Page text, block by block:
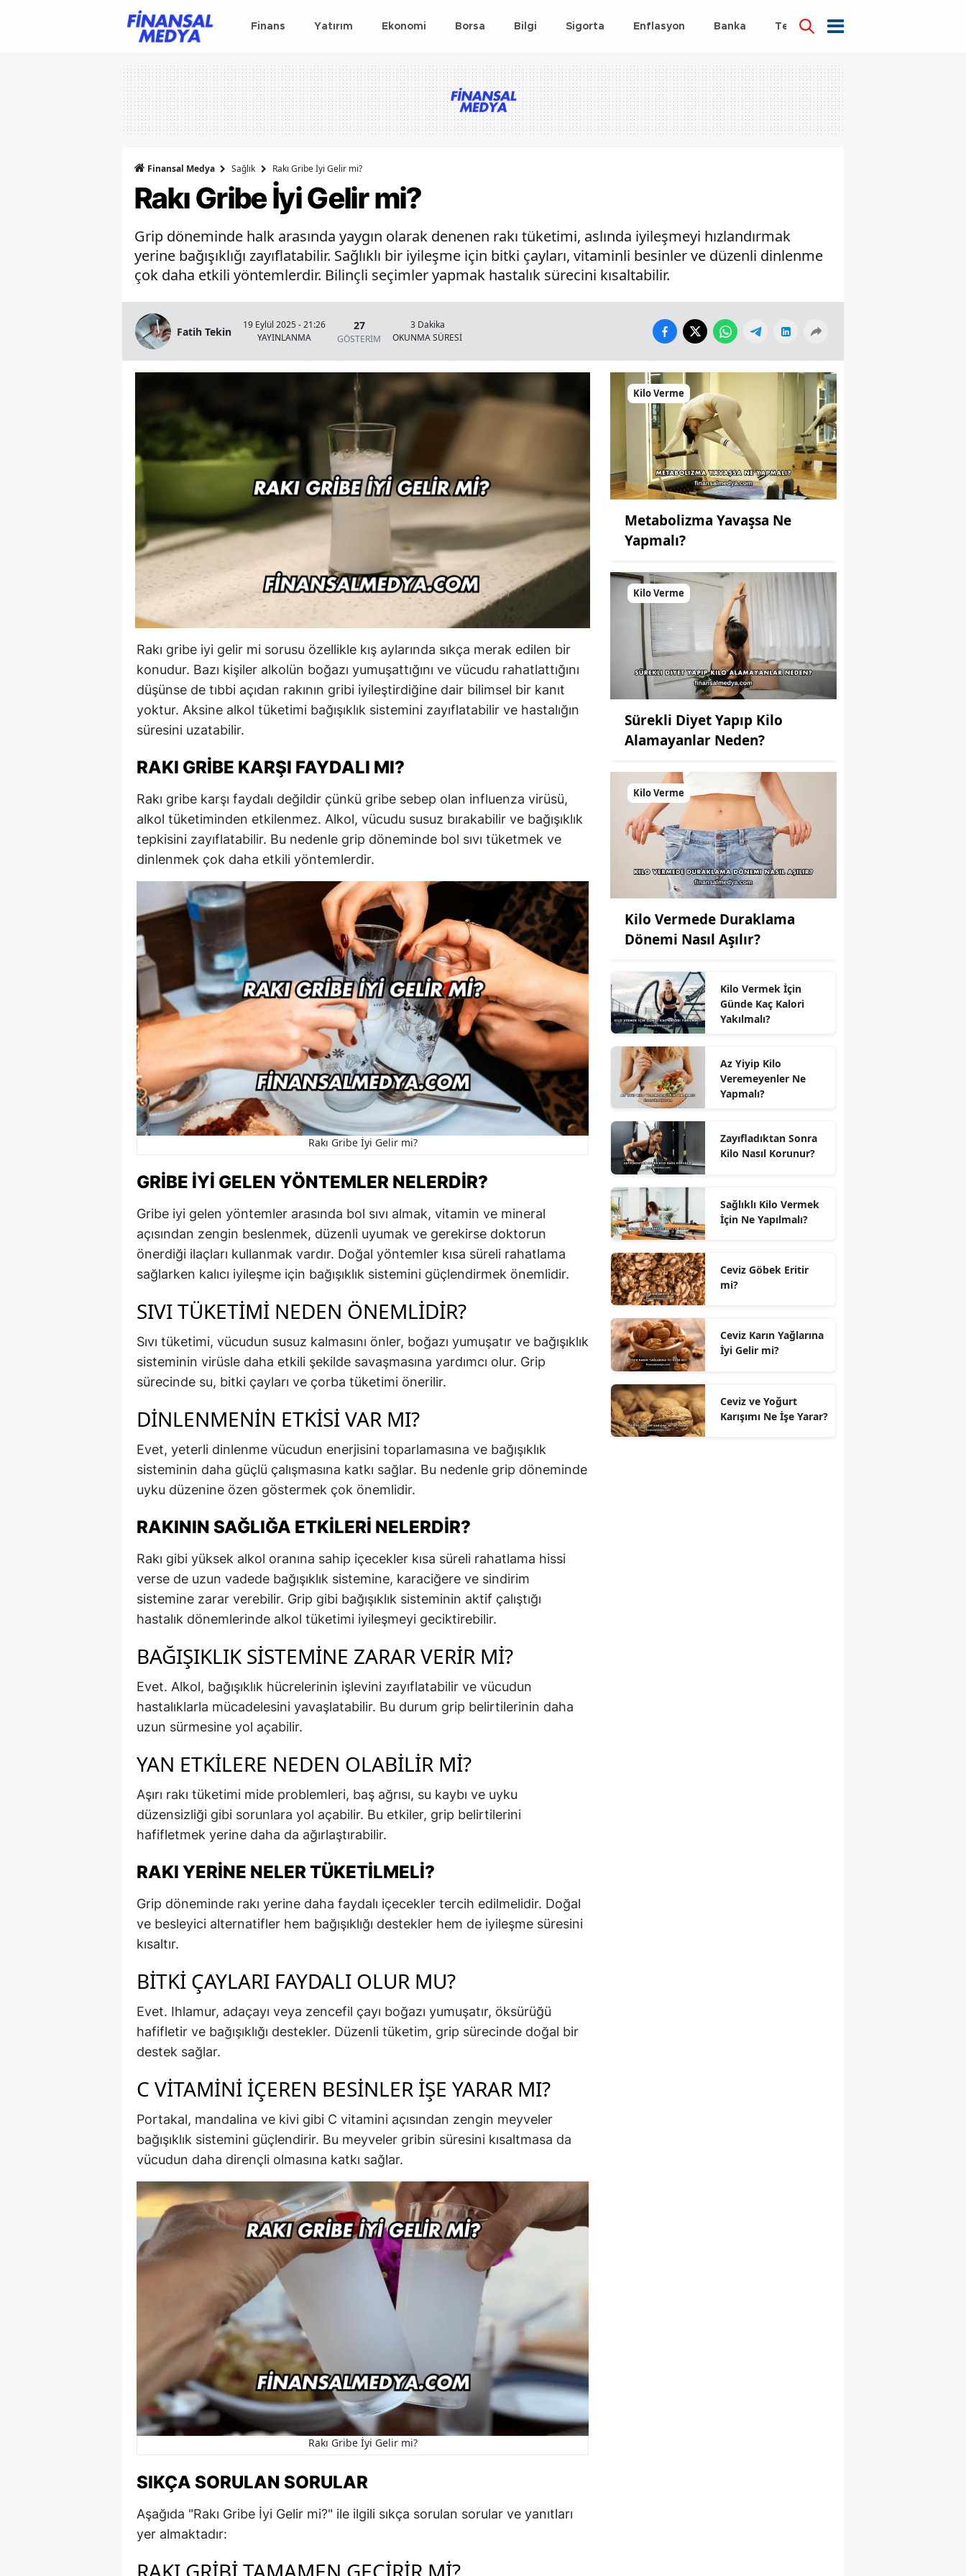
Finans Yatırım Ekonomi Borsa Bilgi Sigorta Enflasyon Banka Teknoloji
Finansal Medya Sağlık Rakı Gribe İyi Gelir mi?
Rakı Gribe İyi Gelir mi?
Grip döneminde halk arasında yaygın olarak denenen rakı tüketimi, aslında iyileşmeyi hızlandırmak
yerine bağışıklığı zayıflatabilir. Sağlıklı bir iyileşme için bitki çayları, vitaminli besinler ve düzenli dinlenme
çok daha etkili yöntemlerdir. Bilinçli seçimler yapmak hastalık sürecini kısaltabilir.
Fatih Tekin
19 Eylül 2025 - 21:26
YAYINLANMA
27
GÖSTERİM
3 Dakika
OKUNMA SÜRESİ
Rakı gribe iyi gelir mi sorusu özellikle kış aylarında sıkça merak edilen bir
konudur. Bazı kişiler alkolün boğazı yumuşattığını ve vücudu rahatlattığını
düşünse de tıbbi açıdan rakının gribi iyileştirdiğine dair bilimsel bir kanıt
yoktur. Aksine alkol tüketimi bağışıklık sistemini zayıflatabilir ve hastalığın
süresini uzatabilir.
RAKI GRIBE KARŞI FAYDALI MI?
Rakı gribe karşı faydalı değildir çünkü gribe sebep olan influenza virüsü,
alkol tüketiminden etkilenmez. Alkol, vücudu susuz bırakabilir ve bağışıklık
tepkisini zayıflatabilir. Bu nedenle grip döneminde bol sıvı tüketmek ve
dinlenmek çok daha etkili yöntemlerdir.
Rakı Gribe İyi Gelir mi?
GRIBE İYI GELEN YÖNTEMLER NELERDIR?
Gribe iyi gelen yöntemler arasında bol sıvı almak, vitamin ve mineral
açısından zengin beslenmek, düzenli uyumak ve gerekirse doktorun
önerdiği ilaçları kullanmak vardır. Doğal yöntemler kısa süreli rahatlama
sağlarken kalıcı iyileşme için bağışıklık sistemini güçlendirmek önemlidir.
SIVI TÜKETIMI NEDEN ÖNEMLIDIR?
Sıvı tüketimi, vücudun susuz kalmasını önler, boğazı yumuşatır ve bağışıklık
sisteminin virüsle daha etkili şekilde savaşmasına yardımcı olur. Grip
sürecinde su, bitki çayları ve çorba tüketimi önerilir.
DINLENMENIN ETKISI VAR MI?
Evet, yeterli dinlenme vücudun enerjisini toparlamasına ve bağışıklık
sisteminin daha güçlü çalışmasına katkı sağlar. Bu nedenle grip döneminde
uyku düzenine özen göstermek çok önemlidir.
RAKININ SAĞLIĞA ETKILERI NELERDIR?
Rakı gibi yüksek alkol oranına sahip içecekler kısa süreli rahatlama hissi
verse de uzun vadede bağışıklık sistemine, karaciğere ve sindirim
sistemine zarar verebilir. Grip gibi bağışıklık sisteminin aktif çalıştığı
hastalık dönemlerinde alkol tüketimi iyileşmeyi geciktirebilir.
BAĞIŞIKLIK SISTEMINE ZARAR VERIR MI?
Evet. Alkol, bağışıklık hücrelerinin işlevini zayıflatabilir ve vücudun
hastalıklarla mücadelesini yavaşlatabilir. Bu durum grip belirtilerinin daha
uzun sürmesine yol açabilir.
YAN ETKILERE NEDEN OLABILIR MI?
Aşırı rakı tüketimi mide problemleri, baş ağrısı, su kaybı ve uyku
düzensizliği gibi sorunlara yol açabilir. Bu etkiler, grip belirtilerini
hafifletmek yerine daha da ağırlaştırabilir.
RAKI YERINE NELER TÜKETILMELI?
Grip döneminde rakı yerine daha faydalı içecekler tercih edilmelidir. Doğal
ve besleyici alternatifler hem bağışıklığı destekler hem de iyileşme süresini
kısaltır.
BITKI ÇAYLARI FAYDALI OLUR MU?
Evet. Ihlamur, adaçayı veya zencefil çayı boğazı yumuşatır, öksürüğü
hafifletir ve bağışıklığı destekler. Düzenli tüketim, grip sürecinde doğal bir
destek sağlar.
C VITAMINI İÇEREN BESINLER İŞE YARAR MI?
Portakal, mandalina ve kivi gibi C vitamini açısından zengin meyveler
bağışıklık sistemini güçlendirir. Bu meyveler gribin süresini kısaltmasa da
vücudun daha dirençli olmasına katkı sağlar.
Rakı Gribe İyi Gelir mi?
SIKÇA SORULAN SORULAR
Aşağıda "Rakı Gribe İyi Gelir mi?" ile ilgili sıkça sorulan sorular ve yanıtları
yer almaktadır:
Kilo Verme
Metabolizma Yavaşsa Ne
Yapmalı?
Kilo Verme
Sürekli Diyet Yapıp Kilo
Alamayanlar Neden?
Kilo Verme
Kilo Vermede Duraklama
Dönemi Nasıl Aşılır?
Kilo Vermek İçin
Günde Kaç Kalori
Yakılmalı?
Az Yiyip Kilo
Veremeyenler Ne
Yapmalı?
Zayıfladıktan Sonra
Kilo Nasıl Korunur?
Sağlıklı Kilo Vermek
İçin Ne Yapılmalı?
Ceviz Göbek Eritir
mi?
Ceviz Karın Yağlarına
İyi Gelir mi?
Ceviz ve Yoğurt
Karışımı Ne İşe Yarar?